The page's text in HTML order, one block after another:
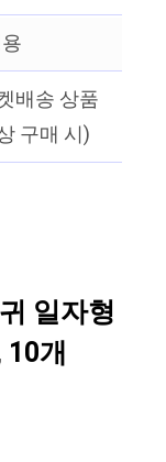
배송 상품
구매 시)
일자형
개